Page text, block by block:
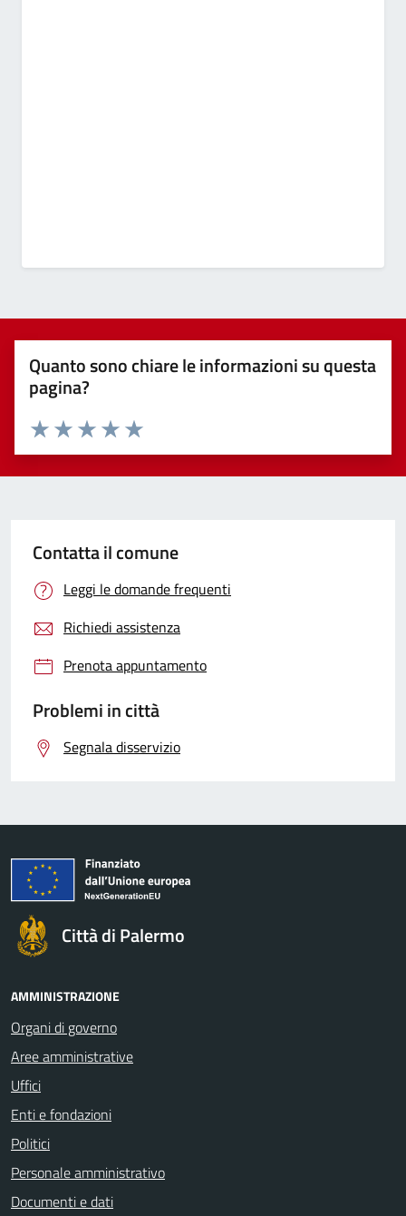
Quanto sono chiare le informazioni su questa
pagina?
Valuta 5 stelle su 5
Valuta 4 stelle su 5
Valuta 3 stelle su 5
Valuta 2 stelle su 5
Valuta 1 stelle su 5
Contatta il comune
Leggi le domande frequenti
Richiedi assistenza
Prenota appuntamento
Problemi in città
Segnala disservizio
Città di Palermo
AMMINISTRAZIONE
Organi di governo
Aree amministrative
Uffici
Enti e fondazioni
Politici
Personale amministrativo
Documenti e dati